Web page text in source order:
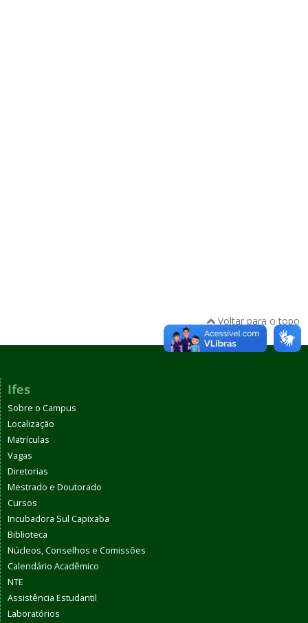
Voltar para o topo
Ifes
Sobre o Campus
Localização
Matrículas
Vagas
Diretorias
Mestrado e Doutorado
Cursos
Incubadora Sul Capixaba
Biblioteca
Núcleos, Conselhos e Comissões
Calendário Acadêmico
NTE
Assistência Estudantil
Laboratórios